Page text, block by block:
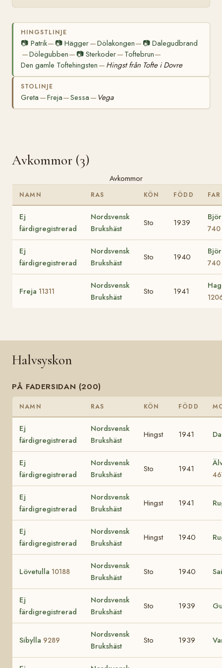
HINGSTLINJE
📷 Patrik— 📷Hägger—Dölakongen— 📷Dalegudbrand
—Dölegubben— 📷Sterkoder— Toftebrun—
Den gamle Toftehingsten — Hingst från Tofte i Dovre
STOLINJE
Greta —Freja—Sessa — Vega
Avkommor (3)
Avkommor
NAMN RAS KÖN FÖDD FAR
Ej
färdigregistrerad
Nordsvensk
Brukshäst
Sto 1939
740
Ej
färdigregistrerad
Nordsvensk
Brukshäst
Sto 1940
740
Freja 11311
Nordsvensk
Brukshäst
Sto 1941
Halvsyskon
PÅ FADERSIDAN (200)
NAMN RAS KÖN FÖDD
Ej
färdigregistrerad
Nordsvensk
Brukshäst
Hingst 1941
Ej
färdigregistrerad
Nordsvensk
Brukshäst
Sto 1941
Ej
färdigregistrerad
Nordsvensk
Brukshäst
Hingst 1941
Ej
färdigregistrerad
Nordsvensk
Brukshäst
Hingst 1940
Lövetulla 10188
Nordsvensk
Brukshäst
Sto 1940
Ej
färdigregistrerad
Nordsvensk
Brukshäst
Sto 1939
Sibylla 9289
Nordsvensk
Brukshäst
Sto 1939